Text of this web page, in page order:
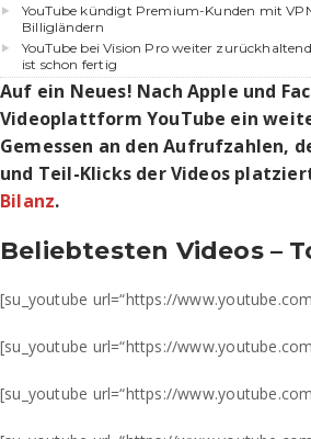
YouTube kündigt Premium-Kunden mit
Billigländern
YouTube bei Vision Pro weiter
ist schon fertig
Auf ein Neues! Nach Apple und
Videoplattform YouTube ein
Gemessen an den Aufrufzahlen,
und Teil-Klicks der Videos
Bilanz.
Beliebtesten Videos –
[su_youtube url=“https://
[su_youtube url=“https://
[su_youtube url=“https://